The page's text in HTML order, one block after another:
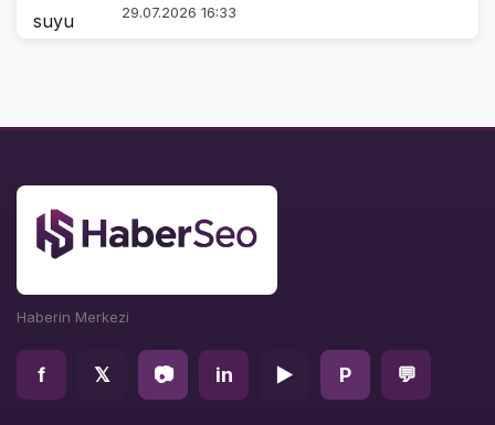
29.07.2026 16:33
Haberin Merkezi
f 𝕏 📷 in ▶ P 💬